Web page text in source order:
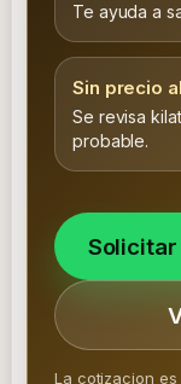
Te ayuda a
Sin precio
Se revisa
probable.
La cotizacion es